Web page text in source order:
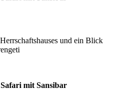
und ein Blick
mit Sansibar